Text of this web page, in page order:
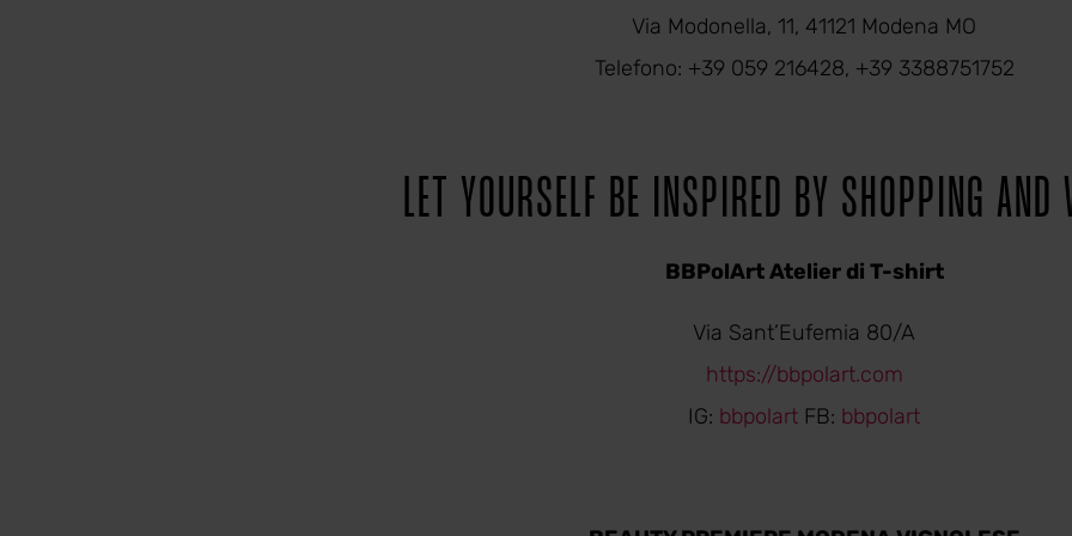
Via Modonella, 11, 41121 Modena MO
Telefono: +39 059 216428, +39 3388751752
LET YOURSELF BE INSPIRED BY SHOPPING AND
BBPolArt Atelier di T-shirt
Via Sant’Eufemia 80/A
https://bbpolart.com
IG: bbpolart FB: bbpolart